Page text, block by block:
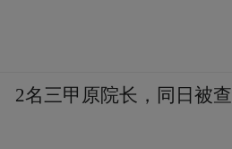
2名三甲原院长，同日被查